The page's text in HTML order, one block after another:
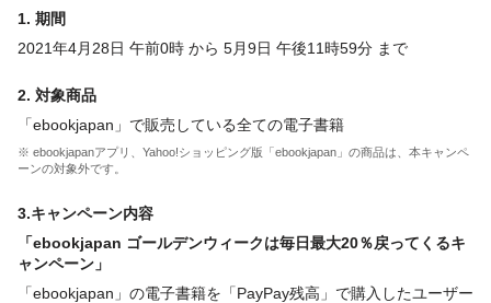
1. 期間
2021年4月28日 午前0時 から 5月9日 午後11時59分 まで
2. 対象商品
「ebookjapan」で販売している全ての電子書籍
※ ebookjapanアプリ、Yahoo!ショッピング版「ebookjapan」の商品は、本キャンペ
ーンの対象外です。
3.キャンペーン内容
「ebookjapan ゴールデンウィークは毎日最大20％戻ってくるキ
ャンペーン」
「ebookjapan」の電子書籍を「PayPay残高」で購入したユーザー